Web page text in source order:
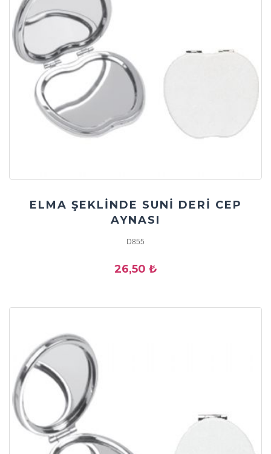
ELMA ŞEKLİNDE SUNİ DERİ CEP
AYNASI
D855
26,50 ₺